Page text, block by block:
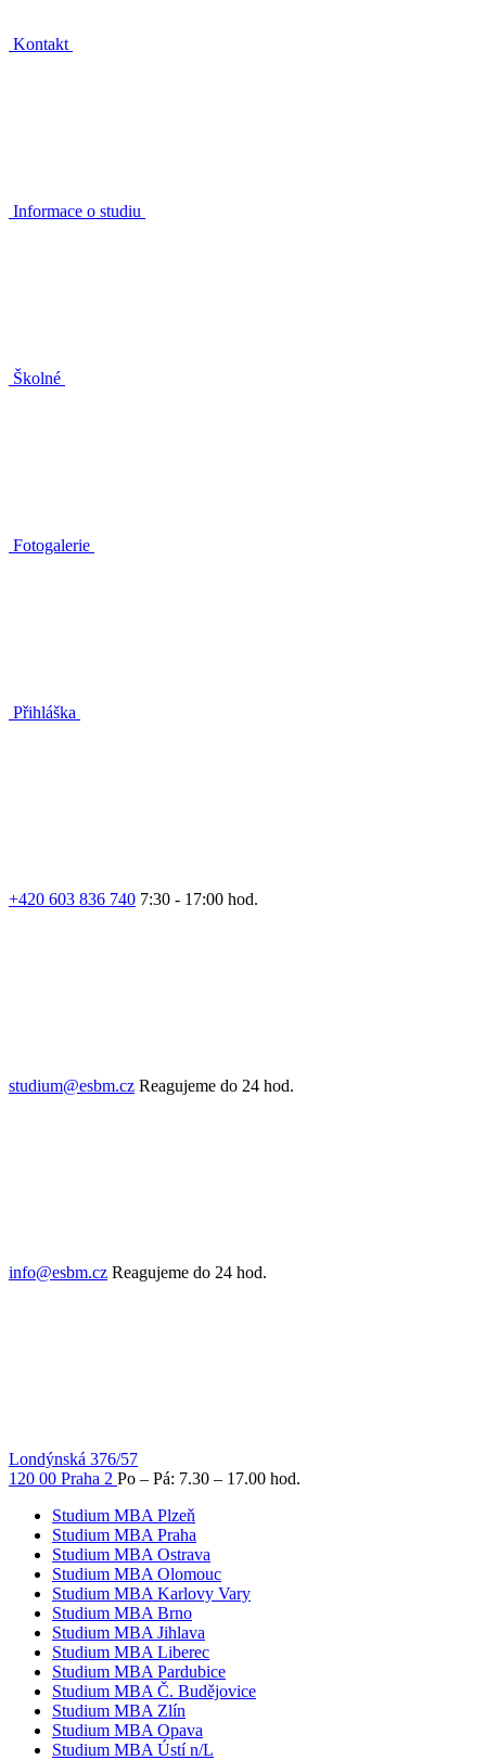
Kontakt
Informace o studiu
Školné
Fotogalerie
Přihláška
+420 603 836 740 7:30 - 17:00 hod.
studium@esbm.cz Reagujeme do 24 hod.
info@esbm.cz Reagujeme do 24 hod.
Londýnská 376/57
120 00 Praha 2 Po – Pá: 7.30 – 17.00 hod.
Studium MBA Plzeň
Studium MBA Praha
Studium MBA Ostrava
Studium MBA Olomouc
Studium MBA Karlovy Vary
Studium MBA Brno
Studium MBA Jihlava
Studium MBA Liberec
Studium MBA Pardubice
Studium MBA Č. Budějovice
Studium MBA Zlín
Studium MBA Opava
Studium MBA Ústí n/L